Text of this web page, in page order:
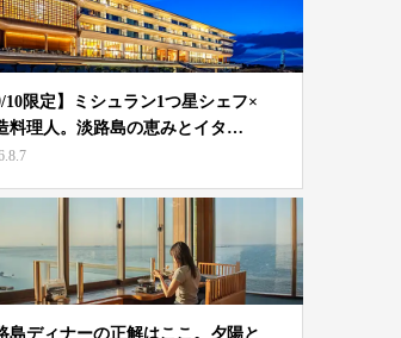
10限定】ミシュラン1つ星シェフ×
料理人。淡路島の恵みとイタ…
島ディナーの正解はここ。夕陽と